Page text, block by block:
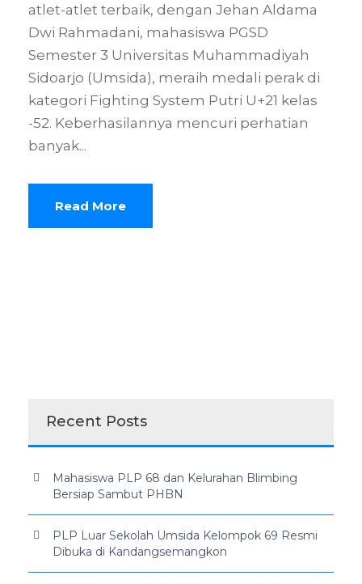
atlet-atlet terbaik, dengan Jehan Aldama
Dwi Rahmadani, mahasiswa PGSD
Semester 3 Universitas Muhammadiyah
Sidoarjo (Umsida), meraih medali perak di
kategori Fighting System Putri U+21 kelas
-52. Keberhasilannya mencuri perhatian
banyak...
Read More
Recent Posts
Mahasiswa PLP 68 dan Kelurahan Blimbing
Bersiap Sambut PHBN
PLP Luar Sekolah Umsida Kelompok 69 Resmi
Dibuka di Kandangsemangkon